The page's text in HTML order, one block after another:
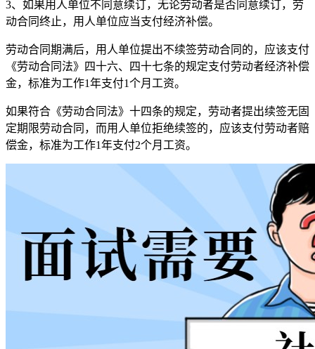
3、如果用人单位不同意续订，无论劳动者是否同意续订，劳
动合同终止，用人单位应当支付经济补偿。
劳动合同期满后，用人单位提出不续签劳动合同的，应该支付
《劳动合同法》四十六、四十七条的规定支付劳动者经济补偿
金，标准为工作1年支付1个月工资。
如果符合《劳动合同法》十四条的规定，劳动者提出续签无固
定期限劳动合同，而用人单位拒绝续签的，应该支付劳动者赔
偿金，标准为工作1年支付2个月工资。